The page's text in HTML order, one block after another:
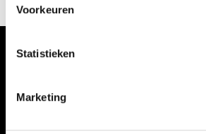
Voorkeuren
Statistieken
Marketing
NIEUWS
KALENDER